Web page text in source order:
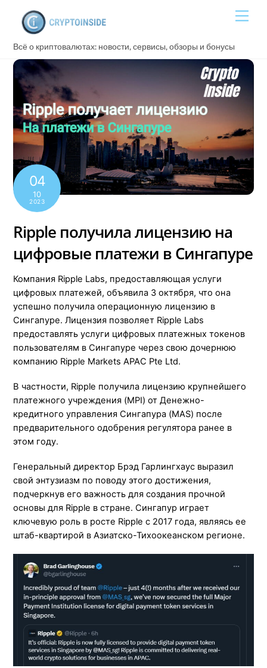
content
Всё о криптовалютах: новости, сервисы, обзоры и бонусы
04
10
2023
Ripple получила лицензию на
цифровые платежи в Сингапуре
Компания Ripple Labs, предоставляющая услуги
цифровых платежей, объявила 3 октября, что она
успешно получила операционную лицензию в
Сингапуре. Лицензия позволяет Ripple Labs
предоставлять услуги цифровых платежных токенов
пользователям в Сингапуре через свою дочернюю
компанию Ripple Markets APAC Pte Ltd.
В частности, Ripple получила лицензию крупнейшего
платежного учреждения (MPI) от Денежно-
кредитного управления Сингапура (MAS) после
предварительного одобрения регулятора ранее в
этом году.
Генеральный директор Брэд Гарлингхаус выразил
свой энтузиазм по поводу этого достижения,
подчеркнув его важность для создания прочной
основы для Ripple в стране. Сингапур играет
ключевую роль в росте Ripple с 2017 года, являясь ее
штаб-квартирой в Азиатско-Тихоокеанском регионе.